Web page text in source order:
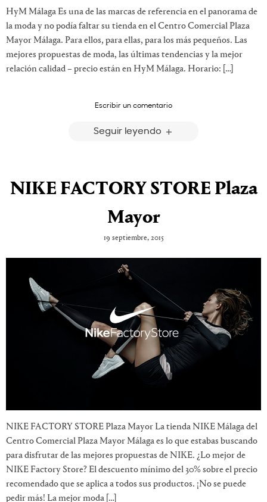
HyM Málaga Es una de las marcas de referencia en el panorama de
la moda y no podía faltar su tienda en el Centro Comercial Plaza
Mayor Málaga. Para ellos, para ellas, para los más pequeños. Las
mejores propuestas de moda, las últimas tendencias y la mejor
relación calidad – precio están en HyM Málaga. Horario: […]
Escribir un comentario
Seguir leyendo
NIKE FACTORY STORE Plaza
Mayor
19 septiembre, 2015
NIKE FACTORY STORE Plaza Mayor La tienda NIKE Málaga del
Centro Comercial Plaza Mayor Málaga es lo que estabas buscando
para disfrutar de las mejores propuestas de NIKE. ¿Lo mejor de
NIKE Factory Store? El descuento mínimo del 30% sobre el precio
recomendado que se aplica a todos sus productos. ¡No se puede
pedir más! La mejor moda […]